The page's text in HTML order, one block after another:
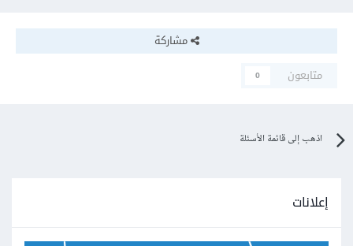
مشاركة
متابعون
0
اذهب إلى قائمة الأسئلة
إعلانات